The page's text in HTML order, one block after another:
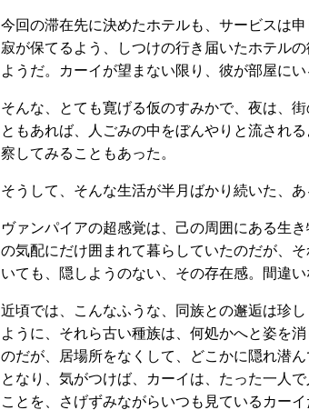
今回の滞在先に決めたホテルも、サービスは
寂が保てるよう、しつけの行き届いたホテル
ようだ。カーイが望まない限り、彼が部屋に
そんな、とても寛げる仮のすみかで、夜は、
ともあれば、人ごみの中をぼんやりと流され
察してみることもあった。
そうして、そんな生活が半月ばかり続いた、
ヴァンパイアの超感覚は、己の周囲にある生
の気配にだけ囲まれて暮らしていたのだが、
いても、隠しようのない、その存在感。間違
近頃では、こんなふうな、同族との邂逅は珍
ように、それら古い種族は、何処かへと姿を
のだが、居場所をなくして、どこかに隠れ潜
となり、気がつけば、カーイは、たった一人
ことを、さげずみながらいつも見ているカー